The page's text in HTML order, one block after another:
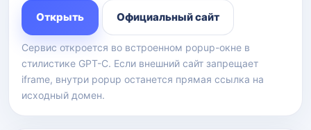
Открыть Официальный сайт
Сервис откроется во встроенном popup-окне в
стилистике GPT-C. Если внешний сайт запрещает
iframe, внутри popup останется прямая ссылка на
исходный домен.